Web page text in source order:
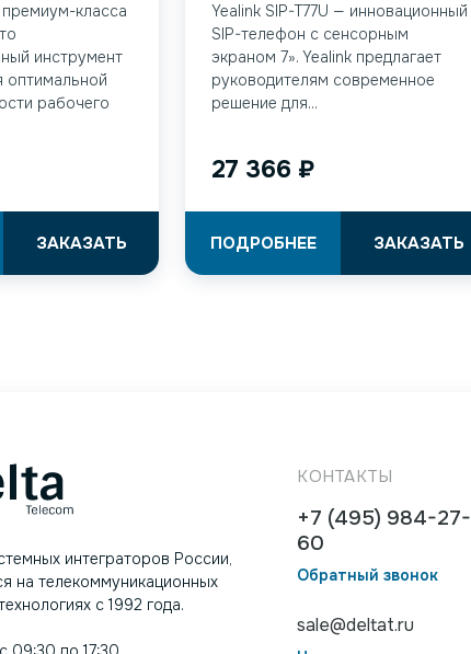
класса
инструмент
оптимальной
рабочего
ЗАКАЗАТЬ
Yealink SIP-T77U — инновационный
SIP-телефон с сенсорным
экраном 7». Yealink предлагает
руководителям современное
решение для...
27 366 ₽
ЗАКАЗАТЬ
ПОДРОБНЕЕ
интеграторов России,
на телекоммуникационных
с 1992 года.
КОНТАКТЫ
+7 (495) 984-27-
60
Обратный звонок
sale@deltat.ru